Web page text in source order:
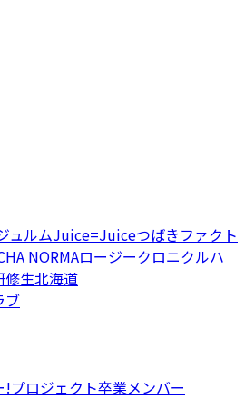
ュルムJuice=Juiceつばきファクト
NORMAロージークロニクルハ
修生北海道
ブ
!プロジェクト卒業メンバー